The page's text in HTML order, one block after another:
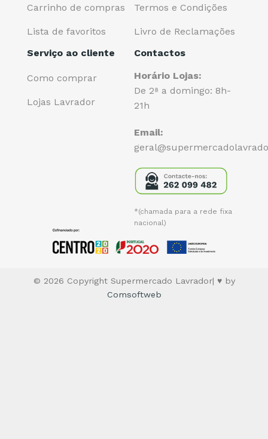
Carrinho de compras
Lista de favoritos
Termos e Condições
Livro de Reclamações
Serviço ao cliente
Como comprar
Lojas Lavrador
Contactos
Horário Lojas:
De 2ª a domingo: 8h-
21h
Email:
*(chamada para a rede fixa
nacional)
© 2026 Copyright Supermercado Lavrador| ♥ by
Comsoftweb